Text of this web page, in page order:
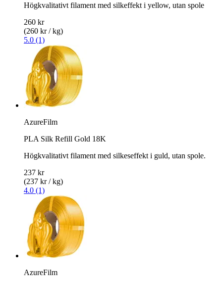
Högkvalitativt filament med silkeffekt i yellow, utan spole
260 kr
(260 kr / kg)
5.0 (1)
AzureFilm
PLA Silk Refill Gold 18K
Högkvalitativt filament med silkeseffekt i guld, utan spole.
237 kr
(237 kr / kg)
4.0 (1)
AzureFilm